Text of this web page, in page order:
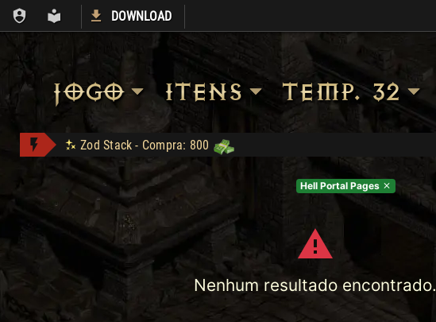
CLANS ARMORY LIBRARY DOWNLOAD
JOGO ITENS TEMP. 32
The Stone of Jordan - Compra: 500
Sanon conquistou Dark Wanderer!
LOJA_DO_FAKE conquistou Vice Baal Speed!
Silkweave - Compra: 100
DM conquistou Tryhard 95!
Shop: "Hire do Ato 5."
Zod Stack - Compra: 800
Hell Portal Pages
Nenhum resultado encontrado.